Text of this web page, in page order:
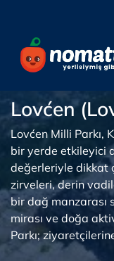
Lovćen
Lovćen Milli Parkı,
bir yerde etkileyici
değerleriyle dikkat
zirveleri, derin
bir dağ manzarası
mirası ve doğa
Parkı;